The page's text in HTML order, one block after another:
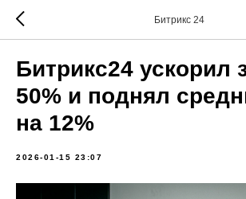
Битрикс 24
Битрикс24 ускорил
50% и поднял
на 12%
2026-01-15 23:07